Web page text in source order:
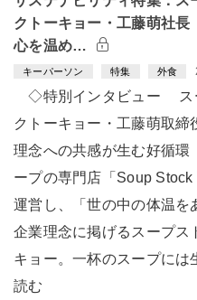
クトーキョー・工藤萌社
心を温め…
キーパーソン 特集 外食
◇特別インタビュー ス
クトーキョー・工藤萌取
理念への共感が生む好循
ープの専門店「Soup Stock
運営し、「世の中の体温を
企業理念に掲げるスープス
キョー。一杯のスープに
読む